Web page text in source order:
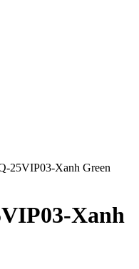
25VIP03-Xanh Green
Xanh